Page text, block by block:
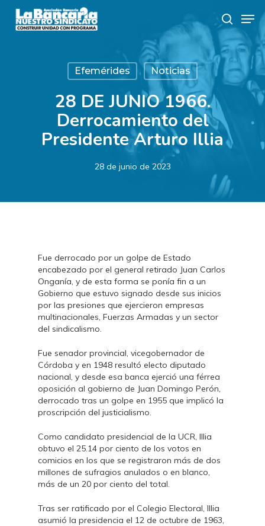
main
search
Efemérides Noticias
28 DE JUNIO 1966.
Derrocamiento del
Presidente Arturo Illia
28 de junio de 2023
Fue derrocado por un golpe de Estado
encabezado por el general retirado Juan Carlos
Onganía, y de esta forma se ponía fin a un
Gobierno que estuvo signado desde sus inicios
por las presiones que ejercieron empresas
multinacionales, Fuerzas Armadas y un sector
del sindicalismo.
Fue senador provincial, vicegobernador de
Córdoba y en 1948 resultó electo diputado
nacional, y desde esa banca ejerció una férrea
oposición al gobierno de Juan Domingo Perón,
derrocado tras un golpe en 1955 que implicó la
proscripción del justicialismo.
Como candidato presidencial de la UCR, Illia
obtuvo el 25.14 por ciento de los votos en
comicios en los que se registraron más de dos
millones de sufragios anulados o en blanco,
más de un 20 por ciento del total.
Tras ser ratificado por el Colegio Electoral, Illia
asumió la presidencia el 12 de octubre de 1963,